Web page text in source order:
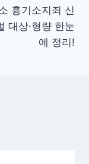
흉기소지죄 신
대상·형량 한눈
에 정리!